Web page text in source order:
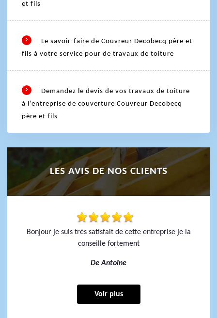
et fils
Le savoir-faire de Couvreur Decobecq père et
fils à votre service pour de travaux de toiture
Demandez le devis de vos travaux de toiture
à l’entreprise de couverture Couvreur Decobecq
père et fils
LES AVIS DE NOS CLIENTS
Bonjour je suis très satisfait de cette entreprise je la
conseille fortement
De Antoine
Voir plus